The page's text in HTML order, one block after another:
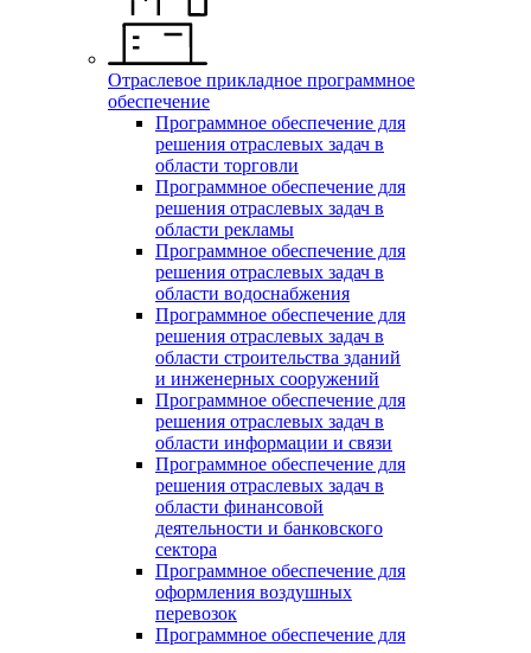
Отраслевое прикладное программное
обеспечение
Программное обеспечение для
решения отраслевых задач в
области торговли
Программное обеспечение для
решения отраслевых задач в
области рекламы
Программное обеспечение для
решения отраслевых задач в
области водоснабжения
Программное обеспечение для
решения отраслевых задач в
области строительства зданий
и инженерных сооружений
Программное обеспечение для
решения отраслевых задач в
области информации и связи
Программное обеспечение для
решения отраслевых задач в
области финансовой
деятельности и банковского
сектора
Программное обеспечение для
оформления воздушных
перевозок
Программное обеспечение для